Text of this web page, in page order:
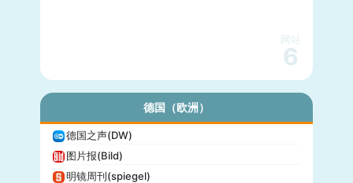
网站
6
德国（欧洲）
德国之声(DW)
图片报(Bild)
明镜周刊(spiegel)